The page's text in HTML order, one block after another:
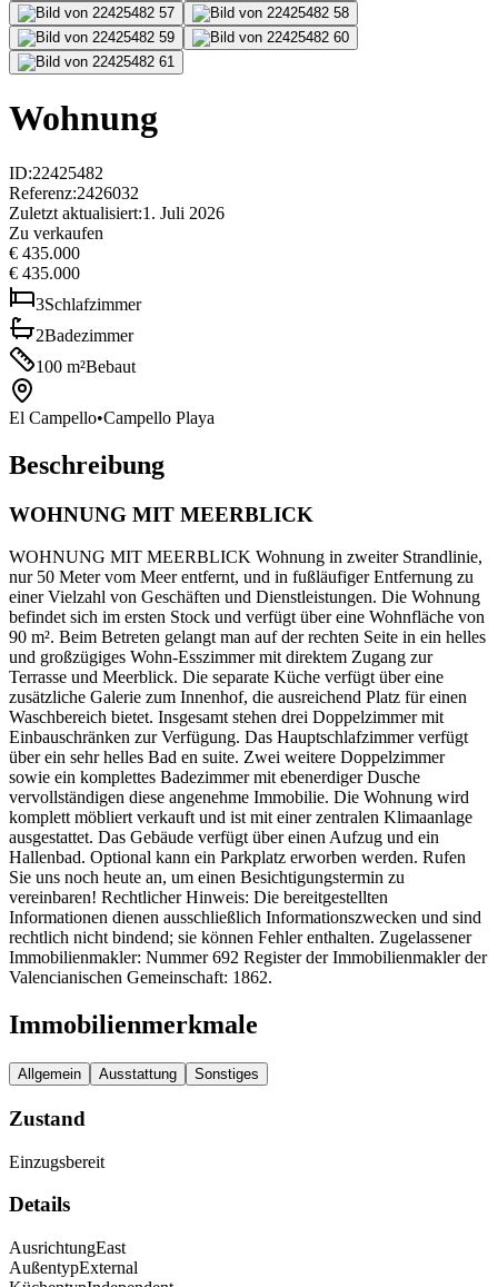
Wohnung
ID:22425482
Referenz:2426032
Zuletzt aktualisiert:1. Juli 2026
Zu verkaufen
€ 435.000
€ 435.000
3Schlafzimmer
2Badezimmer
100 m²Bebaut
El Campello•Campello Playa
Beschreibung
WOHNUNG MIT MEERBLICK
WOHNUNG MIT MEERBLICK Wohnung in zweiter Strandlinie,
nur 50 Meter vom Meer entfernt, und in fußläufiger Entfernung zu
einer Vielzahl von Geschäften und Dienstleistungen. Die Wohnung
befindet sich im ersten Stock und verfügt über eine Wohnfläche von
90 m². Beim Betreten gelangt man auf der rechten Seite in ein helles
und großzügiges Wohn-Esszimmer mit direktem Zugang zur
Terrasse und Meerblick. Die separate Küche verfügt über eine
zusätzliche Galerie zum Innenhof, die ausreichend Platz für einen
Waschbereich bietet. Insgesamt stehen drei Doppelzimmer mit
Einbauschränken zur Verfügung. Das Hauptschlafzimmer verfügt
über ein sehr helles Bad en suite. Zwei weitere Doppelzimmer
sowie ein komplettes Badezimmer mit ebenerdiger Dusche
vervollständigen diese angenehme Immobilie. Die Wohnung wird
komplett möbliert verkauft und ist mit einer zentralen Klimaanlage
ausgestattet. Das Gebäude verfügt über einen Aufzug und ein
Hallenbad. Optional kann ein Parkplatz erworben werden. Rufen
Sie uns noch heute an, um einen Besichtigungstermin zu
vereinbaren! Rechtlicher Hinweis: Die bereitgestellten
Informationen dienen ausschließlich Informationszwecken und sind
rechtlich nicht bindend; sie können Fehler enthalten. Zugelassener
Immobilienmakler: Nummer 692 Register der Immobilienmakler der
Valencianischen Gemeinschaft: 1862.
Immobilienmerkmale
Allgemein Ausstattung Sonstiges
Zustand
Einzugsbereit
Details
AusrichtungEast
AußentypExternal